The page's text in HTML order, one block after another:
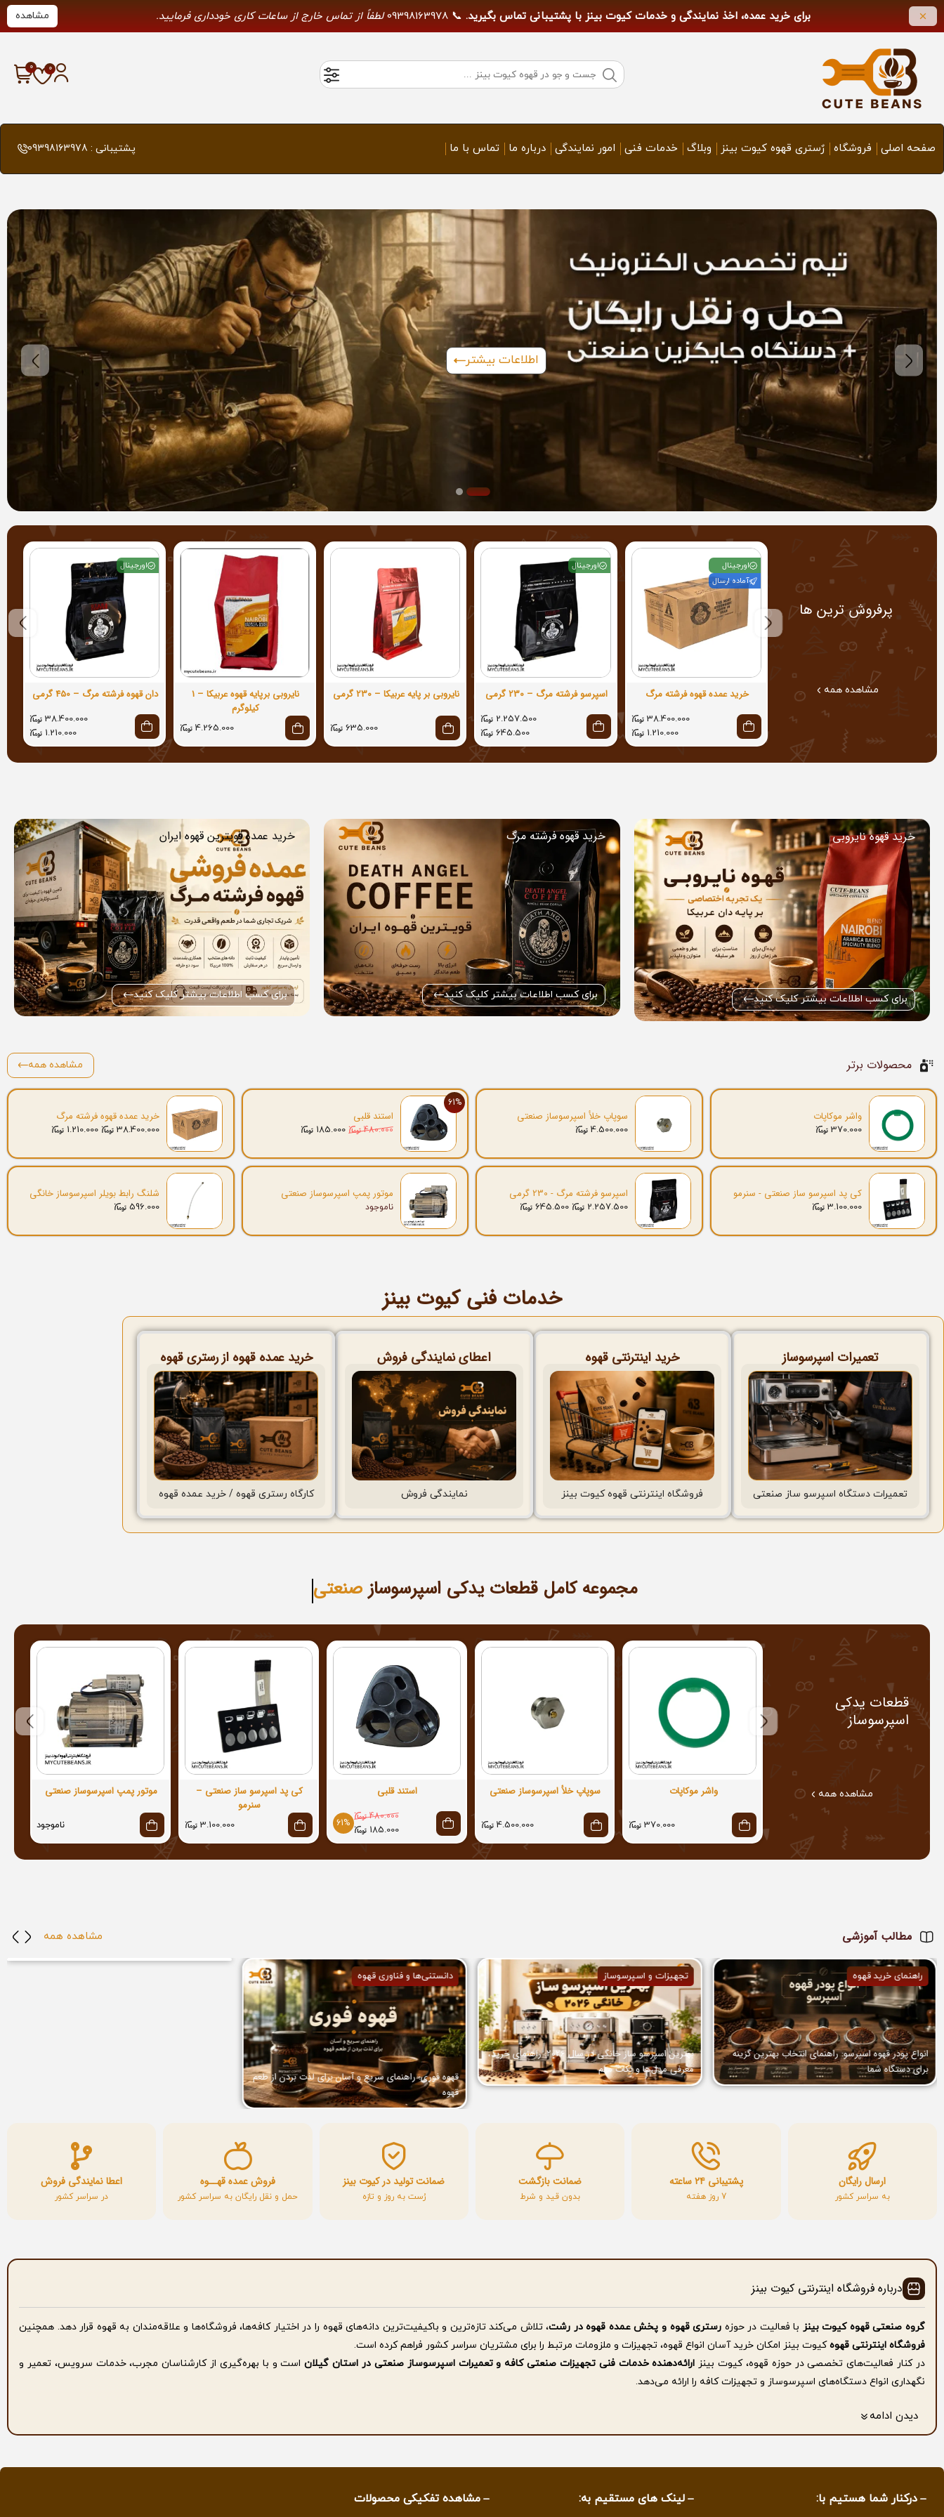
برای خرید عمده، اخذ نمایندگی و خدمات کیوت بینز با پشتیبانی تماس بگیرید. 📞 09398163978 لطفاً از تماس خارج از ساعات کاری خودداری فرمایید. مشاهده
صفحه اصلی فروشگاه رٌستری قهوه کیوت بینز وبلاگ خدمات فنی امور نمایندگی درباره ما تماس با ما پشتیبانی : 09398163978
اطلاعات بیشتر
پرفروش ترین ها
مشاهده همه
اورجینال
آماده ارسال
خرید عمده قهوه فرشته مرگ
38.400.000
1.210.000
اورجینال
اسپرسو فرشته مرگ – 230 گرمی
2.257.500
645.500
نایروبی بر پایه عربیکا – 230 گرمی
635.000
نایروبی برپایه قهوه عربیکا – 1
کیلوگرم
4.265.000
اورجینال
دان قهوه فرشته مرگ – 450 گرمی
38.400.000
1.210.000
خرید قهوه نایروبی
برای کسب اطلاعات بیشتر کلیک کنید
خرید قهوه فرشته مرگ
برای کسب اطلاعات بیشتر کلیک کنید
خرید عمده قویترین قهوه ایران
برای کسب اطلاعات بیشتر کلیک کنید
محصولات برتر مشاهده همه
واشر موکاپات
370.000
سوپاپ خلأ اسپرسوساز صنعتی
4.500.000
61%
استند قلبی
480.000
185.000
خرید عمده قهوه فرشته مرگ
38.400.000
1.210.000
کی پد اسپرسو ساز صنعتی - سنرمو
3.100.000
اسپرسو فرشته مرگ - 230 گرمی
2.257.500
645.500
موتور پمپ اسپرسوساز صنعتی
ناموجود
شلنگ رابط بویلر اسپرسوساز خانگی
596.000
خدمات فنی کیوت بینز
تعمیرات اسپرسوساز
تعمیرات دستگاه اسپرسو ساز صنعتی
خرید اینترنتی قهوه
فروشگاه اینترنتی قهوه کیوت بینز
اعطای نمایندگی فروش
نمایندگی فروش
خرید عمده قهوه از رستری قهوه
کارگاه رستری قهوه / خرید عمده قهوه
مجموعه کامل قطعات یدکی اسپرسوساز خانگی
قطعات یدکی
اسپرسوساز
مشاهده همه واشر موکاپات
370.000
سوپاپ خلأ اسپرسوساز صنعتی
4.500.000
استند قلبی
480.000
185.000
61%
کی پد اسپرسو ساز صنعتی –
سنرمو
3.100.000
موتور پمپ اسپرسوساز صنعتی
ناموجود
مطالب آموزشی مشاهده همه
راهنمای خرید قهوه
انواع پودر قهوه اسپرسو: راهنمای انتخاب بهترین گزینه
برای دستگاه شما
تجهیزات و اسپرسوساز
بهترین اسپرسو ساز خانگی در سال 2026: راهنمای خرید،
معرفی مدل‌ها و نکات مهم
دانستنی‌ها و فناوری قهوه
قهوه فوری: راهنمای سریع و آسان برای لذت بردن از طعم
قهوه
خواص قهوه عربیکا برای لاغری: آیا قهوه عربیکا به کاهش
ارسال رایگان
به سراسر کشور
پشتیبانی ۲۴ ساعته
7 روز هفته
ضمانت بازگشت
بدون قید و شرط
ضمانت تولید در کیوت بینز
رُست به روز و تازه
فروش عمده قهــوه
حمل و نقل رایگان به سراسر کشور
اعطا نمایندگی فروش
در سراسر کشور
درباره فروشگاه اینترنتی کیوت بینز
گروه صنعتی قهوه کیوت بینز با فعالیت در حوزه رستری قهوه و پخش عمده قهوه در رشت، تلاش می‌کند تازه‌ترین و باکیفیت‌ترین دانه‌های قهوه را در اختیار کافه‌ها، فروشگاه‌ها و علاقه‌مندان به قهوه قرار دهد. همچنین
فروشگاه اینترنتی قهوهکیوت بینز امکان خرید آسان انواع قهوه، تجهیزات و ملزومات مرتبط را برای مشتریان سراسر کشور فراهم کرده است.
در کنار فعالیت‌های تخصصی در حوزه قهوه، کیوت بینز ارائه‌دهنده خدمات فنی تجهیزات صنعتی کافه و تعمیرات اسپرسوساز صنعتی در استان گیلاناست و با بهره‌گیری از کارشناسان مجرب، خدمات سرویس، تعمیر و
نگهداری انواع دستگاه‌های اسپرسوساز و تجهیزات کافه را ارائه می‌دهد.
برای کسب اطلاعات بیشتر به صفحه
کیفیت، تعهد و پشتیبانی، سه اصل همیشگی ما در کیوت بینز است که همواره تحقق شعار " ما فقط قهوه نمیفروشیم .. " بلکه فروش در نگاه ما آغاز یک تعهد به همکاری بلند مدت است.
دیدن ادامه
درکنار شما هستیم با: لینک های مستقیم به: مشاهده تفکیکی محصولات